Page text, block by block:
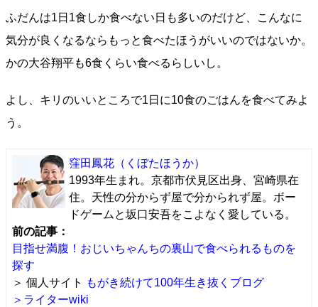
ふだんは1日1食しか食べない日も多いのだけど、こんなに
気分が良くなるならもっと食べたほうがいいのではないか。
かの大谷翔平も6食くらい食べるらしいし。
よし、キリのいいところで1日に10食のごはんを食べてみよ
う。
窪田鳳花 （くぼたほうか）
1993年生まれ。京都市伏見区出身、宮崎県在
住。天性の分からず屋で分かられず屋。ボー
ドゲームと坂口安吾をこよなく愛している。
前の記事：
目指せ満腹！おじいちゃんちの裏山で食べられるものを
探す
＞ 個人サイト
もがき続けて100年生き抜くブログ
＞ライターwiki